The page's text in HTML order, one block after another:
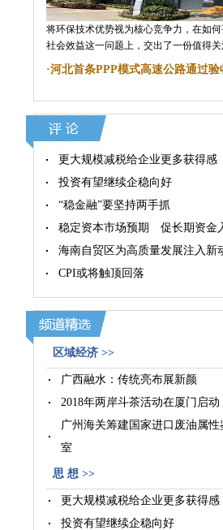
将环保技术优势视为核心竞争力，在如
社会效益这一问题上，交出了一份值得关
·河北首条PPP模式高速公路通过验
更大规模减税给企业更多获得感
投资有望继续企稳向好
“稳金融”要坚持两手抓
稳定资本市场预期 促长期资金
海南自贸区为高质量发展注入新
CPI或将触顶回落
区域经济 >>
广西融水：传统亮布展新颜
2018年两岸斗茶活动在厦门启动
广州海关筹建国家进口废油属
室
36亿元台湾企业投资项目落户四
思 想 >>
更大规模减税给企业更多获得感
投资有望继续企稳向好